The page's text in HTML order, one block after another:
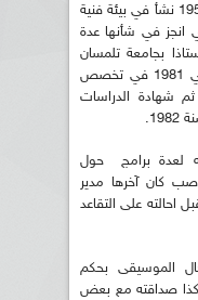
وكان المرحوم وهو من مواليد سنة 1957 نشأ في بيئة فنية
انجز في شأنها عدة
بجامعة تلمسان
بعد حصوله على شهادة الليسانس في 1981 في تخصص
ثم شهادة الدراسات
لعدة برامج حول
كان آخرها مدير
احالته على التقاعد
الموسيقى بحكم
صداقته مع بعض